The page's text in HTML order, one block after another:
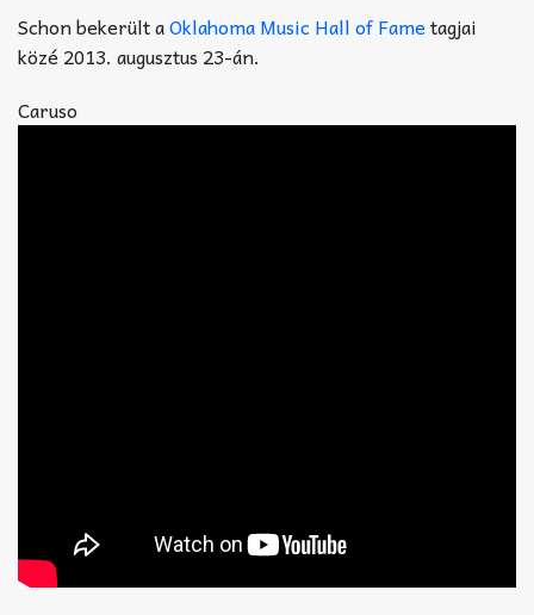
Schon bekerült aOklahoma Music Hall of Fametagjai
közé 2013. augusztus 23-án.
Caruso